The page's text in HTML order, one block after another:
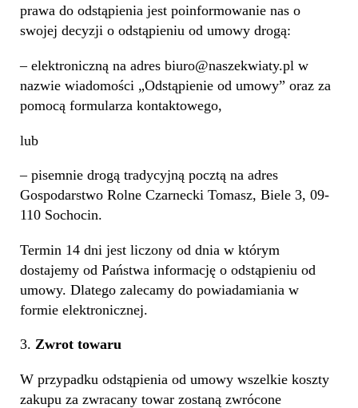
prawa do odstąpienia jest poinformowanie nas o
swojej decyzji o odstąpieniu od umowy drogą:
– elektroniczną na adres biuro@naszekwiaty.pl w
nazwie wiadomości „Odstąpienie od umowy” oraz za
pomocą formularza kontaktowego,
lub
– pisemnie drogą tradycyjną pocztą na adres
Gospodarstwo Rolne Czarnecki Tomasz, Biele 3, 09-
110 Sochocin.
Termin 14 dni jest liczony od dnia w którym
dostajemy od Państwa informację o odstąpieniu od
umowy. Dlatego zalecamy do powiadamiania w
formie elektronicznej.
3. Zwrot towaru
W przypadku odstąpienia od umowy wszelkie koszty
zakupu za zwracany towar zostaną zwrócone